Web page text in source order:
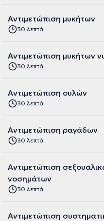
Αντιμετώπιση μυκήτων
30 λεπτά
Αντιμετώπιση μυκήτων
30 λεπτά
Αντιμετώπιση ουλών
30 λεπτά
Αντιμετώπιση ραγάδων
30 λεπτά
Αντιμετώπιση
νοσημάτων
30 λεπτά
Αντιμετώπιση